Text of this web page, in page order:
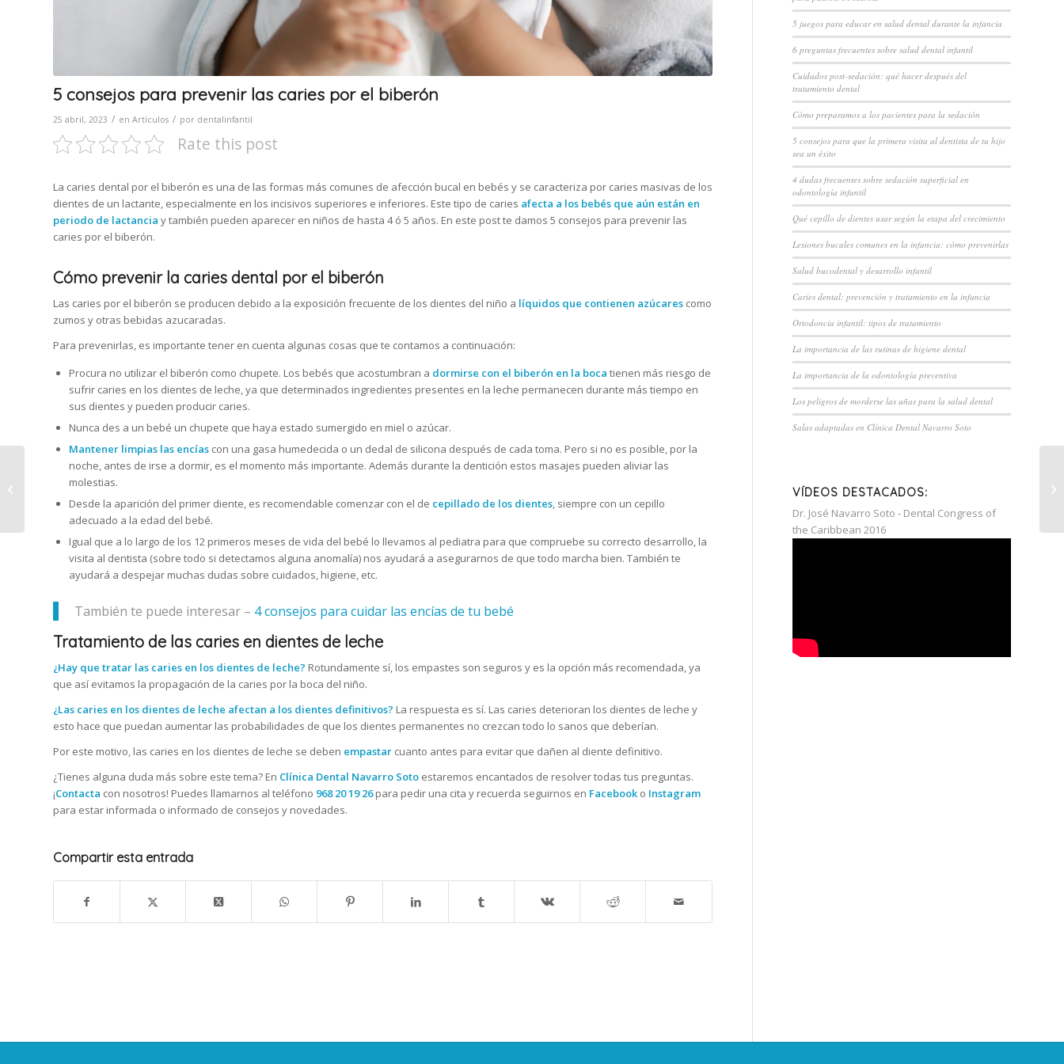
5 consejos para prevenir las caries por el biberón
25 abril, 2023 / en Artículos / por dentalinfantil
Rate this post
La caries dental por el biberón es una de las formas más comunes de afección bucal en bebés y se caracteriza por caries masivas de los
dientes de un lactante, especialmente en los incisivos superiores e inferiores. Este tipo de caries afecta a los bebés que aún están en
periodo de lactancia y también pueden aparecer en niños de hasta 4 ó 5 años. En este post te damos 5 consejos para prevenir las
caries por el biberón.
Cómo prevenir la caries dental por el biberón
Las caries por el biberón se producen debido a la exposición frecuente de los dientes del niño a líquidos que contienen azúcares como
zumos y otras bebidas azucaradas.
Para prevenirlas, es importante tener en cuenta algunas cosas que te contamos a continuación:
Procura no utilizar el biberón como chupete. Los bebés que acostumbran a dormirse con el biberón en la boca tienen más riesgo de
sufrir caries en los dientes de leche, ya que determinados ingredientes presentes en la leche permanecen durante más tiempo en
sus dientes y pueden producir caries.
Nunca des a un bebé un chupete que haya estado sumergido en miel o azúcar.
Mantener limpias las encías con una gasa humedecida o un dedal de silicona después de cada toma. Pero si no es posible, por la
noche, antes de irse a dormir, es el momento más importante. Además durante la dentición estos masajes pueden aliviar las
molestias.
Desde la aparición del primer diente, es recomendable comenzar con el de cepillado de los dientes, siempre con un cepillo
adecuado a la edad del bebé.
Igual que a lo largo de los 12 primeros meses de vida del bebé lo llevamos al pediatra para que compruebe su correcto desarrollo, la
visita al dentista (sobre todo si detectamos alguna anomalía) nos ayudará a asegurarnos de que todo marcha bien. También te
ayudará a despejar muchas dudas sobre cuidados, higiene, etc.
También te puede interesar – 4 consejos para cuidar las encías de tu bebé
Tratamiento de las caries en dientes de leche
¿Hay que tratar las caries en los dientes de leche? Rotundamente sí, los empastes son seguros y es la opción más recomendada, ya
que así evitamos la propagación de la caries por la boca del niño.
¿Las caries en los dientes de leche afectan a los dientes definitivos? La respuesta es sí. Las caries deterioran los dientes de leche y
esto hace que puedan aumentar las probabilidades de que los dientes permanentes no crezcan todo lo sanos que deberían.
Por este motivo, las caries en los dientes de leche se deben empastar cuanto antes para evitar que dañen al diente definitivo.
¿Tienes alguna duda más sobre este tema? En Clínica Dental Navarro Soto estaremos encantados de resolver todas tus preguntas.
¡Contacta con nosotros! Puedes llamarnos al teléfono 968 20 19 26para pedir una cita y recuerda seguirnos en Facebooko Instagram
para estar informada o informado de consejos y novedades.
Compartir esta entrada
5 juegos para educar en salud dental durante la infancia
6 preguntas frecuentes sobre salud dental infantil
Cuidados post-sedación: qué hacer después del
tratamiento dental
Cómo preparamos a los pacientes para la sedación
5 consejos para que la primera visita al dentista de tu hijo
sea un éxito
4 dudas frecuentes sobre sedación superficial en
odontología infantil
Qué cepillo de dientes usar según la etapa del crecimiento
Lesiones bucales comunes en la infancia: cómo prevenirlas
Salud bucodental y desarrollo infantil
Caries dental: prevención y tratamiento en la infancia
Ortodoncia infantil: tipos de tratamiento
La importancia de las rutinas de higiene dental
La importancia de la odontología preventiva
Los peligros de morderse las uñas para la salud dental
Salas adaptadas en Clínica Dental Navarro Soto
VÍDEOS DESTACADOS:
Dr. José Navarro Soto - Dental Congress of
the Caribbean 2016
Beneficios de la
ortodoncia infantil